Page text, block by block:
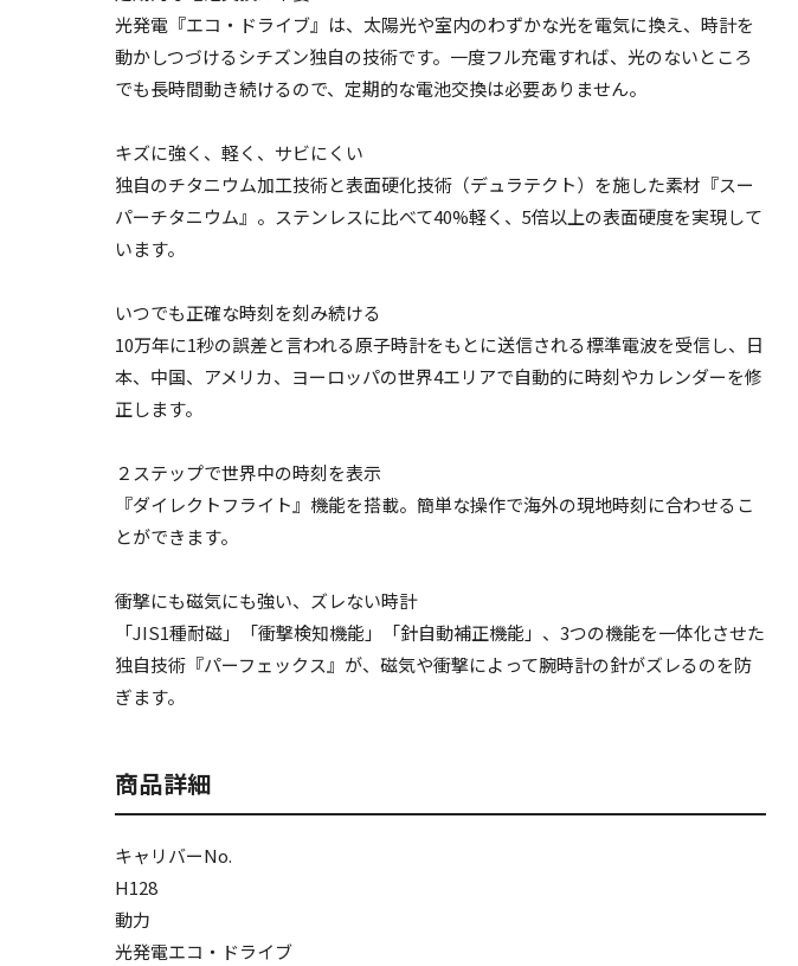
光発電『エコ・ドライブ』は、太陽光や室内のわずかな光を電気に換え、時計を
動かしつづけるシチズン独自の技術です。一度フル充電すれば、光のないところ
でも長時間動き続けるので、定期的な電池交換は必要ありません。
キズに強く、軽く、サビにくい
独自のチタニウム加工技術と表面硬化技術（デュラテクト）を施した素材『スー
パーチタニウム』。ステンレスに比べて40%軽く、5倍以上の表面硬度を実現して
います。
いつでも正確な時刻を刻み続ける
10万年に1秒の誤差と言われる原子時計をもとに送信される標準電波を受信し、日
本、中国、アメリカ、ヨーロッパの世界4エリアで自動的に時刻やカレンダーを修
正します。
２ステップで世界中の時刻を表示
『ダイレクトフライト』機能を搭載。簡単な操作で海外の現地時刻に合わせるこ
とができます。
衝撃にも磁気にも強い、ズレない時計
「JIS1種耐磁」「衝撃検知機能」「針自動補正機能」、3つの機能を一体化させた
独自技術『パーフェックス』が、磁気や衝撃によって腕時計の針がズレるのを防
ぎます。
商品詳細
キャリバーNo.
H128
動力
光発電エコ・ドライブ